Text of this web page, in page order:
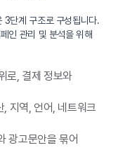
3단계 구조로 구성됩니다.
인 관리 및 분석을 위해
로, 결제 정보와
지역, 언어, 네트워크
광고문안을 묶어